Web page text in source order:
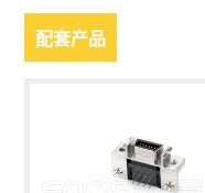
配套产品